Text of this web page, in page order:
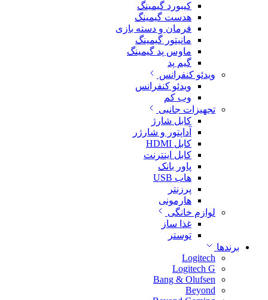
کیبورد گیمینگ
هدست گیمینگ
فرمان و دسته بازی
مانیتور گیمینگ
ماوس پد گیمینگ
گیم پد
ویدئو کنفرانس
ویدئو کنفرانس
وب کم
تجهیزات جانبی
کابل شارژ
آداپتور و شارژر
کابل HDMI
کابل اینترنت
پاور بانک
هاب USB
پرزنتر
هارمونی
لوازم خانگی
غذا ساز
توستر
برندها
Logitech
Logitech G
Bang & Olufsen
Beyond